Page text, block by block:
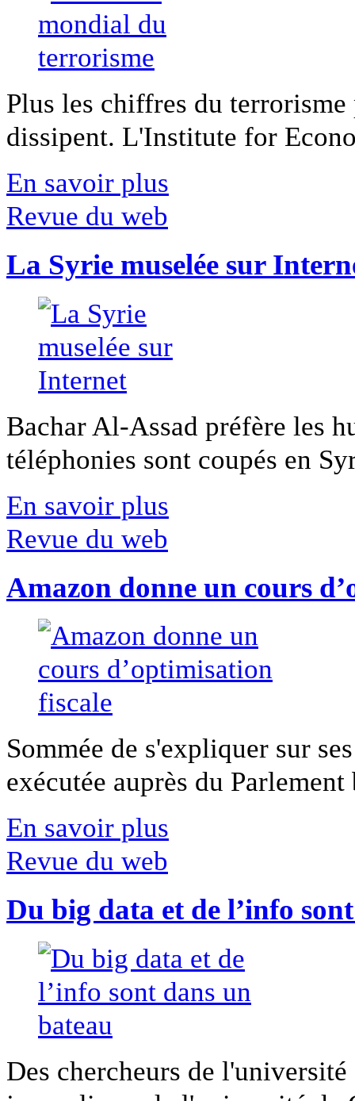
Plus les chiffres du
dissipent. L'Institute for
En savoir plus
Revue du web
La Syrie muselée sur
Bachar Al-Assad préfère les
téléphonies sont coupés en
En savoir plus
Revue du web
Amazon donne un cours
Sommée de s'expliquer sur
exécutée auprès du
En savoir plus
Revue du web
Du big data et de l’info
Des chercheurs de